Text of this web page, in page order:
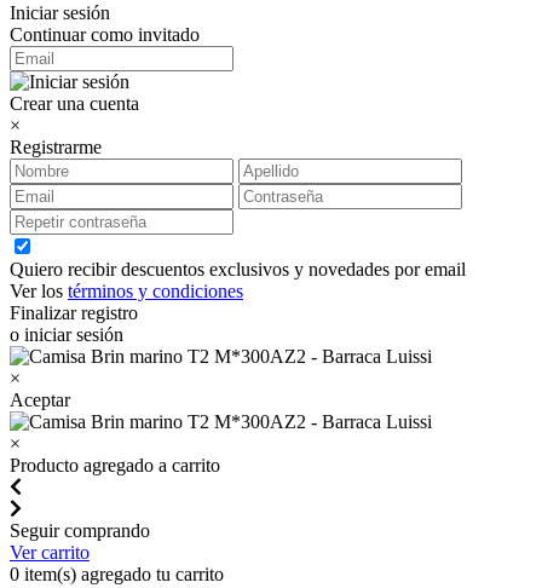
Iniciar sesión
Continuar como invitado
Crear una cuenta
×
Registrarme
Quiero recibir descuentos exclusivos y novedades por email
Ver los términos y condiciones
Finalizar registro
o iniciar sesión
×
Aceptar
×
Producto agregado a carrito
Seguir comprando
Ver carrito
0 item(s) agregado tu carrito